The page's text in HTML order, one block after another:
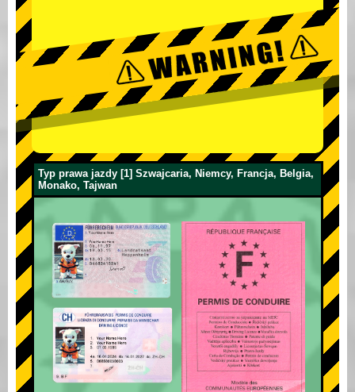
Typ prawa jazdy [1] Szwajcaria, Niemcy, Francja, Belgia,
Monako, Tajwan